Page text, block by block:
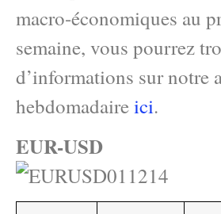
macro-économiques au
semaine, vous pourrez
d’informations sur notre
hebdomadaireici.
EUR-USD